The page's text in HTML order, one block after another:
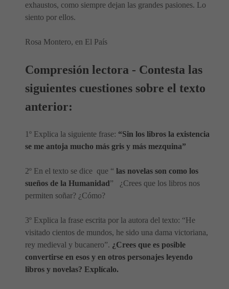
exhaustos, como siempre dejan las grandes pasiones. Lo
siento por ellos.
Rosa Montero, en El País
Compresión lectora - Contesta las
siguientes cuestiones sobre el texto
anterior:
1º Explica la siguiente frase: “Sin los libros la existencia
se me antoja mucho más gris y más mezquina”
2º En el texto se dice que “ las novelas son como los
sueños de la Humanidad” ¿Crees que los libros nos
permiten soñar? ¿Cómo?
3º Explica la frase escrita por la autora del texto: “He
visitado cientos de mundos, he sido una dama victoriana,
rey medieval y bucanero”. ¿Crees que es posible
convertirse en esos y en otros personajes leyendo
libros y novelas? Explícalo.